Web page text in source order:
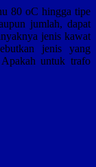
80 oC hingga tipe
jumlah, dapat
jenis kawat
jenis yang
Apakah untuk trafo